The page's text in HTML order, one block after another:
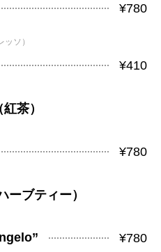
¥780
ソ）
¥410
紅茶）
¥780
ーブティー）
¥780